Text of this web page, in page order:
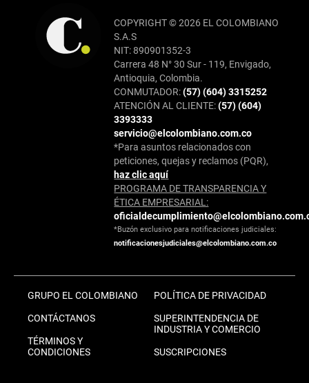
COPYRIGHT © 2026 EL COLOMBIANO
S.A.S
NIT: 890901352-3
Carrera 48 N° 30 Sur - 119, Envigado,
Antioquia, Colombia.
CONMUTADOR:(57) (604) 3315252
ATENCIÓN AL CLIENTE:(57) (604)
3393333
servicio@elcolombiano.com.co
*Para asuntos relacionados con
peticiones, quejas y reclamos (PQR),
haz clic aquí
PROGRAMA DE TRANSPARENCIA Y
ÉTICA EMPRESARIAL:
*Buzón exclusivo para notificaciones judiciales:
notificacionesjudiciales@elcolombiano.com.co
GRUPO EL COLOMBIANO
CONTÁCTANOS
TÉRMINOS Y
CONDICIONES
POLÍTICA DE PRIVACIDAD
SUPERINTENDENCIA DE
INDUSTRIA Y COMERCIO
SUSCRIPCIONES